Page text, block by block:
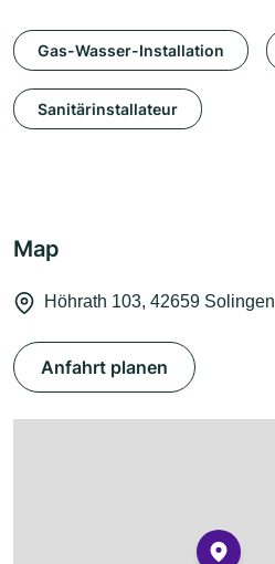
Gas-Wasser-Installation
Sanitärinstallateur
Map
Höhrath 103, 42659 Solingen
Anfahrt planen